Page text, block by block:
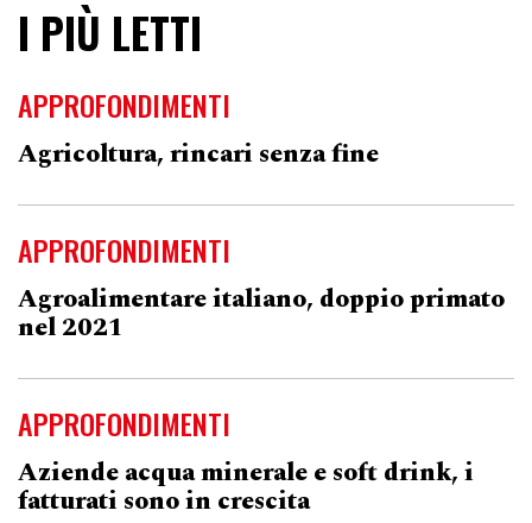
I PIÙ LETTI
APPROFONDIMENTI
Agricoltura, rincari senza fine
APPROFONDIMENTI
Agroalimentare italiano, doppio primato
nel 2021
APPROFONDIMENTI
Aziende acqua minerale e soft drink, i
fatturati sono in crescita